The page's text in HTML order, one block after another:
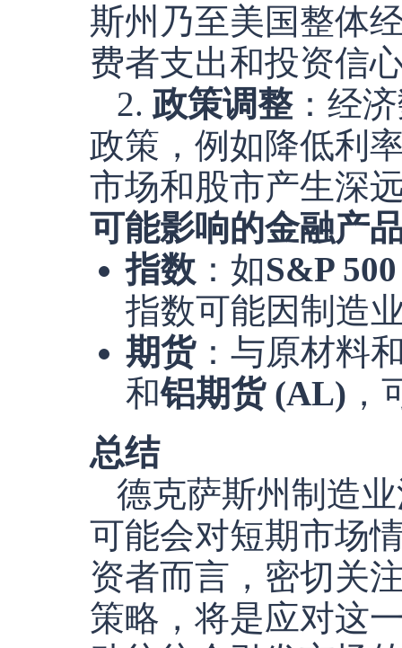
斯州乃至美国整体
费者支出和投资信
2.政策调整：经
政策，例如降低利
市场和股市产生深
可能影响的金融产
指数 ：如S&P
指数可能因制造
期货：与原材料
和铝期货 (AL)
总结
德克萨斯州制造
可能会对短期市场
资者而言，密切关
策略，将是应对这